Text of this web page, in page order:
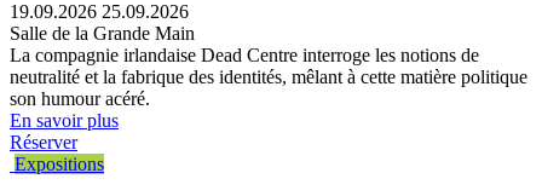
19.09.2026 25.09.2026
Salle de la Grande Main
La compagnie irlandaise Dead Centre interroge les notions de
neutralité et la fabrique des identités, mêlant à cette matière politique
son humour acéré.
En savoir plus
Réserver
Expositions